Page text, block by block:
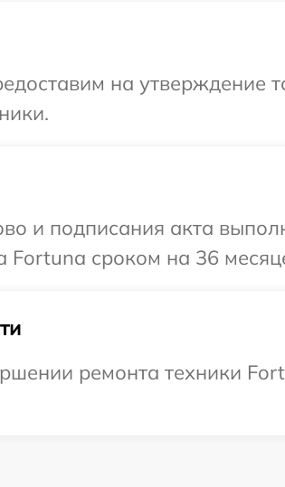
на утверждение
и подписания акта
Fortuna сроком на 36
ремонта техники